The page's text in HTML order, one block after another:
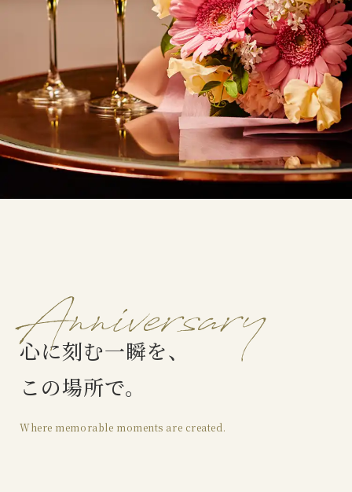
心に刻む一瞬を、
この場所で。
Where memorable moments are created.